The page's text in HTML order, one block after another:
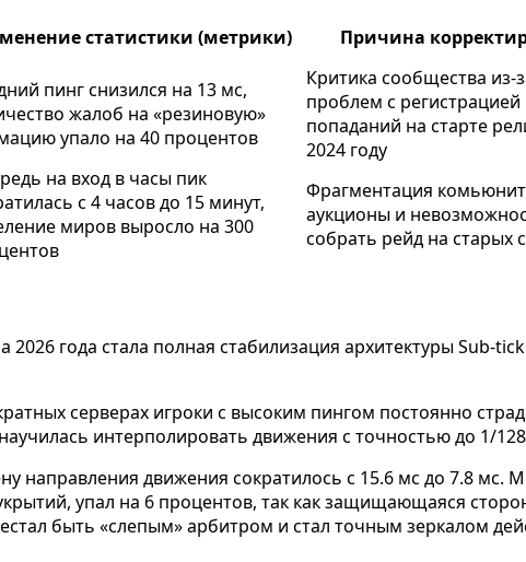
статистики (метрики) Причина
пинг снизился на 13 мс,
жалоб на «резиновую»
упало на 40 процентов
Критика сообщества из-
проблем с регистрацией
попаданий на старте
2024 году
на вход в часы пик
с 4 часов до 15 минут,
миров выросло на 300
Фрагментация
аукционы и
собрать рейд на старых
года стала полная стабилизация архитектуры Sub-
серверах игроки с высоким пингом постоянно
интерполировать движения с точностью до 1/
направления движения сократилось с 15.6 мс до 7.8 мс.
упал на 6 процентов, так как защищающаяся
быть «слепым» арбитром и стал точным зеркалом